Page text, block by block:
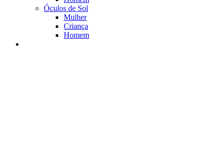
Óculos de Sol
Mulher
Criança
Homem